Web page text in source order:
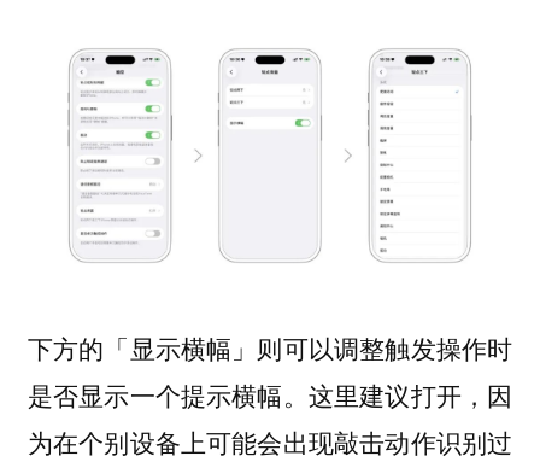
下方的「显示横幅」则可以调整触发操作时
是否显示一个提示横幅。这里建议打开，因
为在个别设备上可能会出现敲击动作识别过